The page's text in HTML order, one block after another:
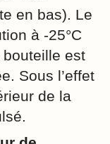
en bas). Le
à -25°C
est
Sous l’effet
de la